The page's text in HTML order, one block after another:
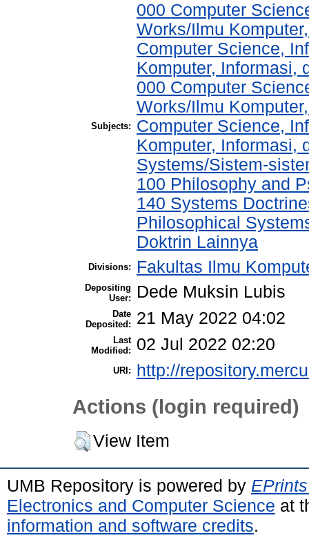
Subjects:
000 Computer
Works/Ilmu
Computer Science,
Komputer, Informasi,
000 Computer
Works/Ilmu
Computer Science,
Komputer, Informasi,
Systems/Sistem-
100 Philosophy and
140 Systems
Philosophical
Doktrin Lainnya
Divisions: Fakultas Ilmu
Depositing
User:
Dede Muksin Lubis
Date
Deposited:
21 May 2022 04:02
Last
Modified:
02 Jul 2022 02:20
URI: http://
Actions (login required)
View Item
UMB Repository is powered by
Electronics and Computer Science at
information and software credits.